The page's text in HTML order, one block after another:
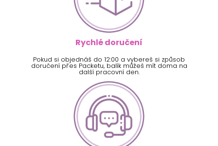
Rychlé doručení
Pokud si objednáš do 12:00 a vybereš si způsob
doručení přes Packetu, balík můžeš mít doma na
další pracovní den.